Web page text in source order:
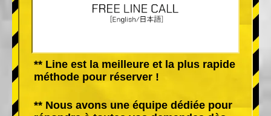
** Line est la meilleure et la plus rapide
méthode pour réserver !
** Nous avons une équipe dédiée pour